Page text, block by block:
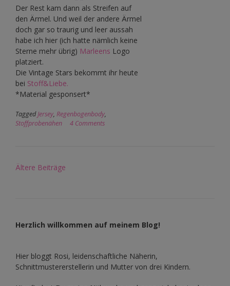
Der Rest kam dann als Streifen auf
den Ärmel. Und weil der andere Ärmel
doch gar so traurig und leer aussah
habe ich hier (ich hatte nämlich keine
Sterne mehr übrig) Marleens Logo
platziert.
Die Vintage Stars bekommt ihr heute
bei Stoff&Liebe.
*Material gesponsert*
TaggedJersey, Regenbogenbody,
Stoffprobenähen
4 Comments
Beitragsnavigation
Ältere Beiträge
Herzlich willkommen auf meinem Blog!
Hier bloggt Rosi, leidenschaftliche Näherin,
Schnittmustererstellerin und Mutter von drei Kindern.